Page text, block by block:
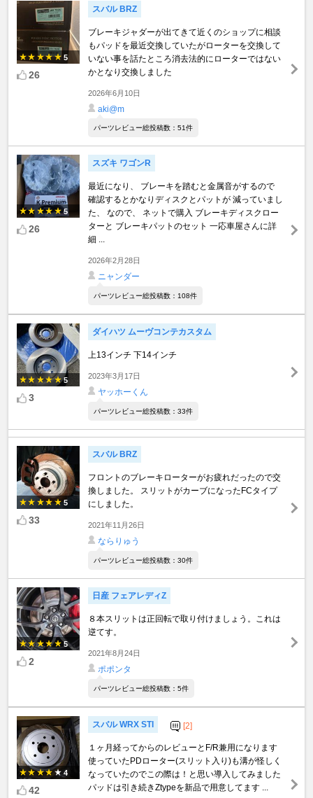
5
26
スバル BRZ
ブレーキジャダーが出てきて近くのショップに相談
もパッドを最近交換していたがローターを交換して
いない事を話たところ消去法的にローターではない
かとなり交換しました
2026年6月10日
aki@m
パーツレビュー総投稿数：51件
5
26
スズキ ワゴンR
最近になり、 ブレーキを踏むと金属音がするので
確認するとかなりディスクとパットが 減っていまし
た、 なので、 ネットで購入 ブレーキディスクロー
ターと ブレーキパットのセット 一応車屋さんに詳
細 ...
2026年2月28日
ニャンダー
パーツレビュー総投稿数：108件
5
3
ダイハツ ムーヴコンテカスタム
上13インチ 下14インチ
2023年3月17日
ヤッホーくん
パーツレビュー総投稿数：33件
5
33
スバル BRZ
フロントのブレーキローターがお疲れだったので交
換しました。 スリットがカーブになったFCタイプ
にしました。
2021年11月26日
ならりゅう
パーツレビュー総投稿数：30件
5
2
日産 フェアレディZ
８本スリットは正回転で取り付けましょう。これは
逆てす。
2021年8月24日
ポポンタ
パーツレビュー総投稿数：5件
4
42
スバル WRX STI [2]
１ヶ月経ってからのレビューとF/R兼用になります
使っていたPDローター(スリット入り)も溝が怪しく
なっていたのでこの際は！と思い導入してみました
パッドは引き続きZtypeを新品で用意してます ...